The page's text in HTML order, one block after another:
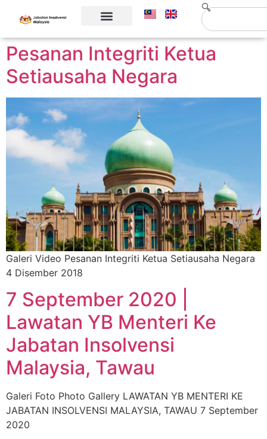
Pesanan Integriti Ketua
Setiausaha Negara
Galeri Video Pesanan Integriti Ketua Setiausaha Negara
4 Disember 2018
7 September 2020 |
Lawatan YB Menteri Ke
Jabatan Insolvensi
Malaysia, Tawau
Galeri Foto Photo Gallery LAWATAN YB MENTERI KE
JABATAN INSOLVENSI MALAYSIA, TAWAU 7 September
2020